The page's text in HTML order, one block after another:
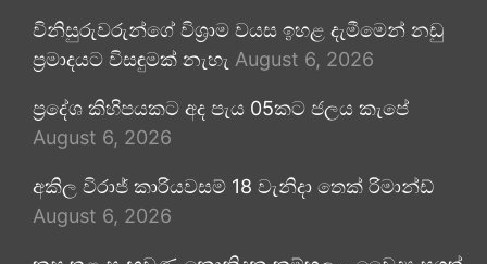
විනිසුරුවරුන්ගේ විශ්‍රාම වයස ඉහළ දැමීමෙන් නඩු
ප්‍රමාදයට විසඳුමක් නැහැ August 6, 2026
ප්‍රදේශ කිහිපයකට අද පැය 05කට ජලය කැපේ
August 6, 2026
අකිල විරාජ් කාරියවසම් 18 වැනිදා තෙක් රිමාන්ඩ්
August 6, 2026